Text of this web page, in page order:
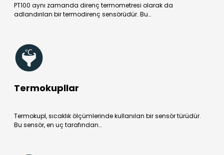
PT100 aynı zamanda direnç termometresi olarak da
adlandırılan bir termodirenç sensörüdür. Bu…
Termokupllar
Termokupl, sıcaklık ölçümlerinde kullanılan bir sensör türüdür.
Bu sensör, en uç tarafından…